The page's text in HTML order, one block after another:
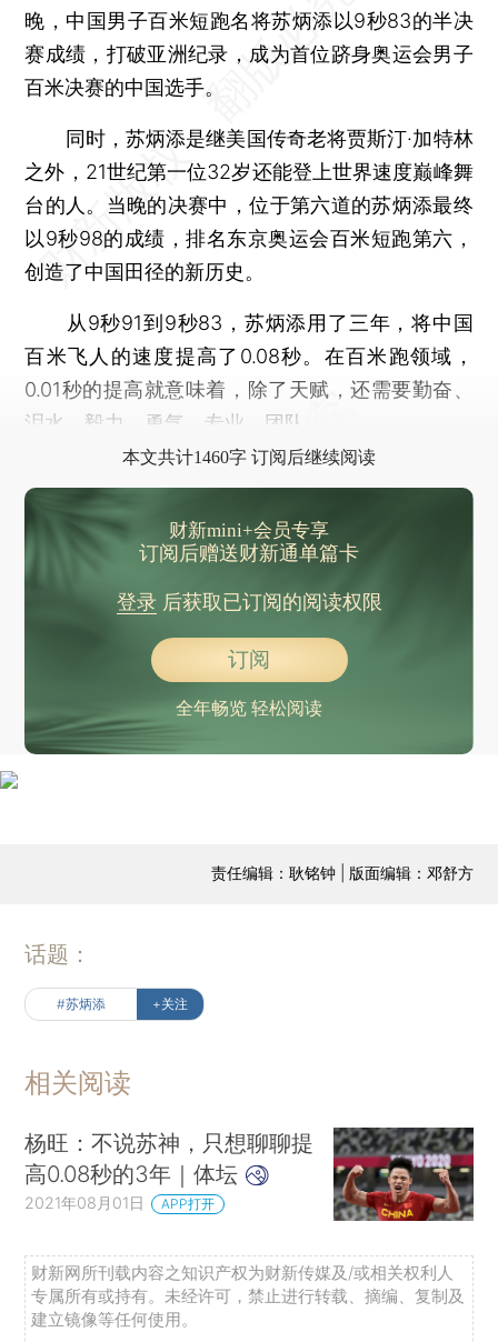
晚，中国男子百米短跑名将苏炳添以9秒83的半决
赛成绩，打破亚洲纪录，成为首位跻身奥运会男子
百米决赛的中国选手。
同时，苏炳添是继美国传奇老将贾斯汀·加特林
之外，21世纪第一位32岁还能登上世界速度巅峰舞
台的人。当晚的决赛中，位于第六道的苏炳添最终
以9秒98的成绩，排名东京奥运会百米短跑第六，
创造了中国田径的新历史。
从9秒91到9秒83，苏炳添用了三年，将中国
百米飞人的速度提高了0.08秒。在百米跑领域，
0.01秒的提高就意味着，除了天赋，还需要勤奋、
泪水、毅力、勇气、专业、团队。
本文共计1460字 订阅后继续阅读
财新mini+会员专享
订阅后赠送财新通单篇卡
登录后获取已订阅的阅读权限
订阅
全年畅览 轻松阅读
责任编辑：耿铭钟 | 版面编辑：邓舒方
话题：
#苏炳添 +关注
相关阅读
杨旺：不说苏神，只想聊聊提
高0.08秒的3年｜体坛
2021年08月01日 APP打开
财新网所刊载内容之知识产权为财新传媒及/或相关权利人
专属所有或持有。未经许可，禁止进行转载、摘编、复制及
建立镜像等任何使用。